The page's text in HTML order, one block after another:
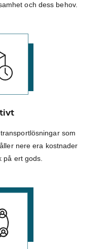
och dess behov.
som
nere era kostnader
på ert gods.